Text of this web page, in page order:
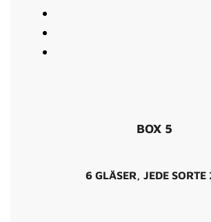
BOX 5
6 GLÄSER, JEDE SORTE